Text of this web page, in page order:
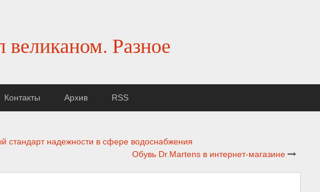
великаном. Разное
Контакты Архив RSS
стандарт надежности в сфере водоснабжения
Обувь Dr.Martens в интернет-магазине